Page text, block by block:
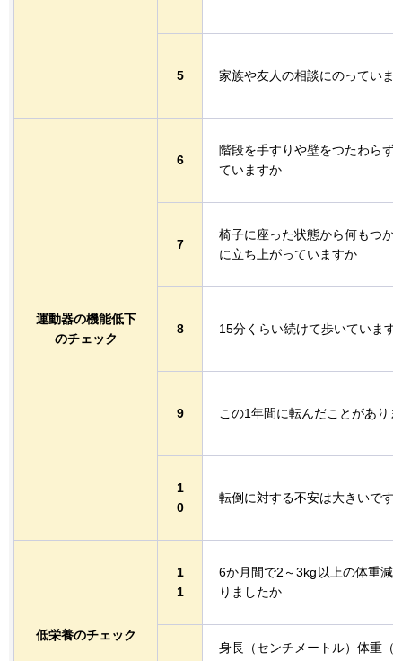
5 家族や友人の相談にのっていま
運動器の機能低下
のチェック
6
階段を手すりや壁をつたわらず
ていますか
7
椅子に座った状態から何もつか
に立ち上がっていますか
8 15分くらい続けて歩いています
9 この1年間に転んだことがあり
1
0
転倒に対する不安は大きいです
低栄養のチェック
1
1
6か月間で2～3kg 以上の体重減
りましたか
身長（センチメートル）体重（